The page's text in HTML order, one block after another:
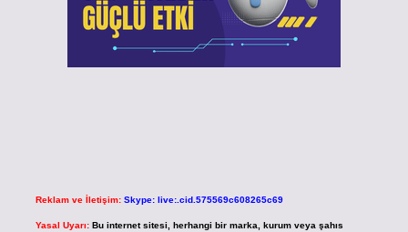
Reklam ve İletişim: Skype: live:.cid.575569c608265c69
Yasal Uyarı: Bu internet sitesi, herhangi bir marka, kurum veya şahıs